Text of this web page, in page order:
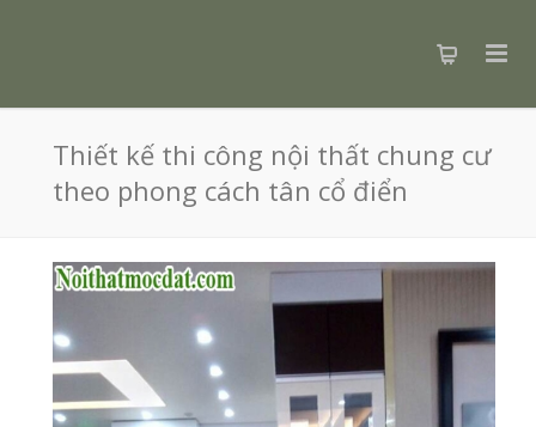
Thiết kế thi công nội thất chung cư
theo phong cách tân cổ điển